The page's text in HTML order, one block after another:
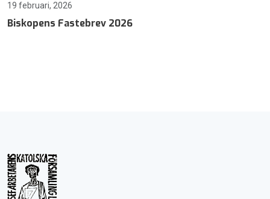
19 februari, 2026
Biskopens Fastebrev 2026